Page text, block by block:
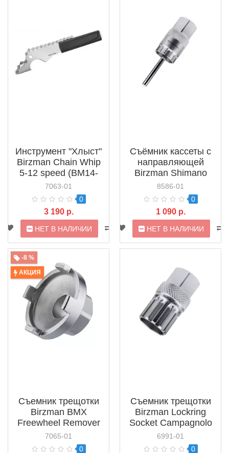
Инструмент "Хлыст"
Birzman Chain Whip
5-12 speed (BM14-
CW-K)
7063-01
0
3 190 р.
НЕТ В НАЛИЧИИ
Съёмник кассеты с
направляющей
Birzman Shimano
(BM08-RWH-
SHGC02)
8586-01
0
1 090 р.
НЕТ В НАЛИЧИИ
-8 %
АКЦИЯ
Съемник трещотки
Birzman BMX
Freewheel Remover
(BM14-BFR-S)
7065-01
0
Съемник трещотки
Birzman Lockring
Socket Campagnolo
(BM08-RWH-CC)
6991-01
0